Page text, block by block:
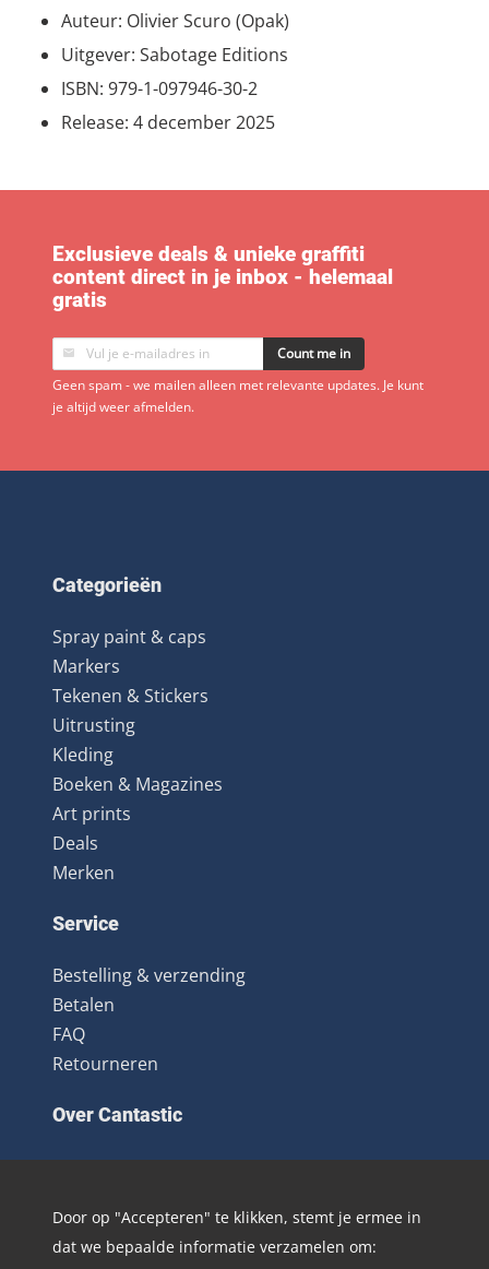
Auteur: Olivier Scuro (Opak)
Uitgever: Sabotage Editions
ISBN: 979-1-097946-30-2
Release: 4 december 2025
Exclusieve deals & unieke graffiti
content direct in je inbox - helemaal
gratis
Count me in
Geen spam - we mailen alleen met relevante updates. Je kunt
je altijd weer afmelden.
Categorieën
Spray paint & caps
Markers
Tekenen & Stickers
Uitrusting
Kleding
Boeken & Magazines
Art prints
Deals
Merken
Service
Bestelling & verzending
Betalen
FAQ
Retourneren
Over Cantastic
Over ons
Algemene voorwaarden
Nieuwsbrief
Door op "Accepteren" te klikken, stemt je ermee in
dat we bepaalde informatie verzamelen om: